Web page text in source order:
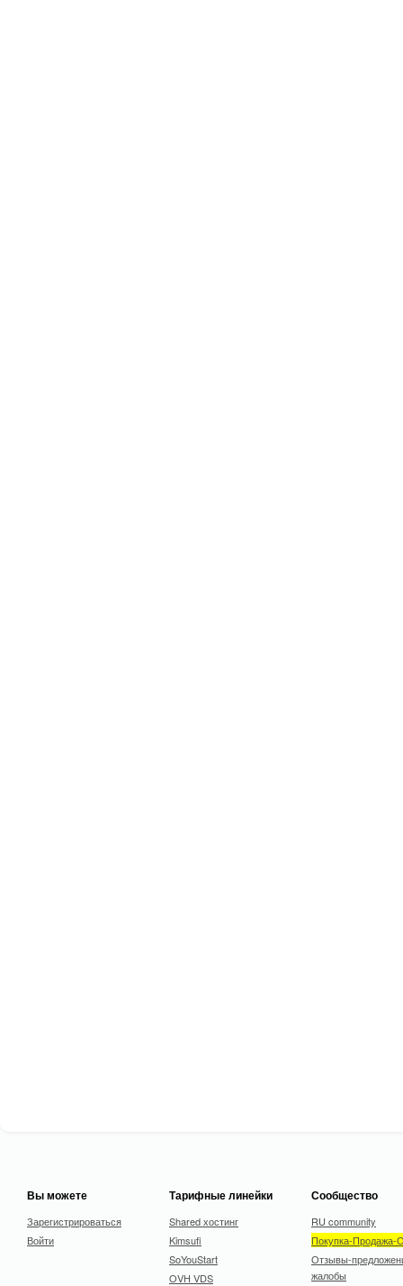
Вы можете
Зарегистрироваться
Войти
Тарифные линейки
Shared хостинг
Kimsufi
SoYouStart
OVH VDS
Сообщество
RU community
Покупка-Продажа-
Отзывы-
жалобы